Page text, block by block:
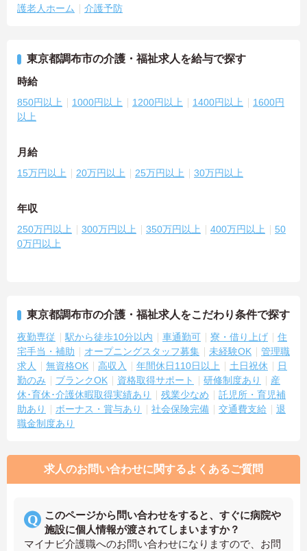
護老人ホーム
介護予防
東京都調布市の介護・福祉求人を給与で探す
時給
850円以上 1000円以上 1200円以上 1400円以上
1600円
以上
月給
15万円以上 20万円以上 25万円以上 30万円以上
年収
250万円以上 300万円以上 350万円以上 400万円以上
50
0万円以上
東京都調布市の介護・福祉求人をこだわり条件で探す
夜勤専従 駅から徒歩10分以内 車通勤可 寮・借り上げ
住
宅手当・補助
オープニングスタッフ募集 未経験OK
管理職
求人
無資格OK 高収入 年間休日110日以上 土日祝休
日
勤のみ
ブランクOK 資格取得サポート 研修制度あり
産
休･育休･介護休暇取得実績あり
残業少なめ
託児所・育児補
助あり
ボーナス・賞与あり 社会保険完備 交通費支給
退
職金制度あり
求人のお問い合わせに関するよくあるご質問
このページから問い合わせをすると、すぐに病院や
施設に個人情報が渡されてしまいますか？
マイナビ介護職へのお問い合わせになりますので、お問